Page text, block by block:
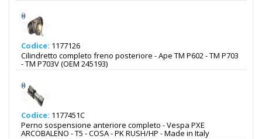
Codice: 1177126
Cilindretto completo freno posteriore - Ape TM P602 - TM P703
- TM P703V (OEM 245193)
Codice: 1177451C
Perno sospensione anteriore completo - Vespa PXE
ARCOBALENO - T5 - COSA - PK RUSH/HP - Made in Italy